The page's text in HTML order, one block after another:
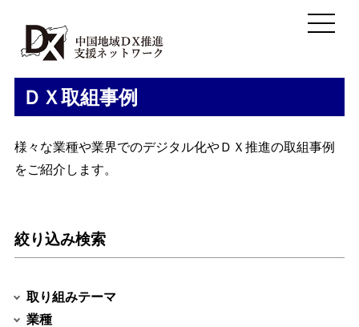
ＤＸ取組事例
様々な業種や業界でのデジタル化やＤＸ推進の取組事例
をご紹介します。
絞り込み検索
取り組みテーマ
業種